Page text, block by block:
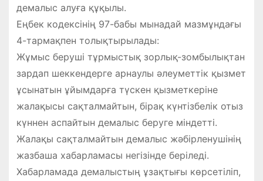
демалыс алуға құқылы.
Еңбек кодексінің 97-бабы мынадай мазмұндағы
4-тармақпен толықтырылады:
Жұмыс беруші тұрмыстық зорлық-зомбылықтан
зардап шеккендерге арнаулы әлеуметтік қызмет
ұсынатын ұйымдарға түскен қызметкеріне
жалақысы сақталмайтын, бірақ күнтізбелік отыз
күннен аспайтын демалыс беруге міндетті.
Жалақы сақталмайтын демалыс жәбірленушінің
жазбаша хабарламасы негізінде беріледі.
Хабарламада демалыстың ұзақтығы көрсетіліп,